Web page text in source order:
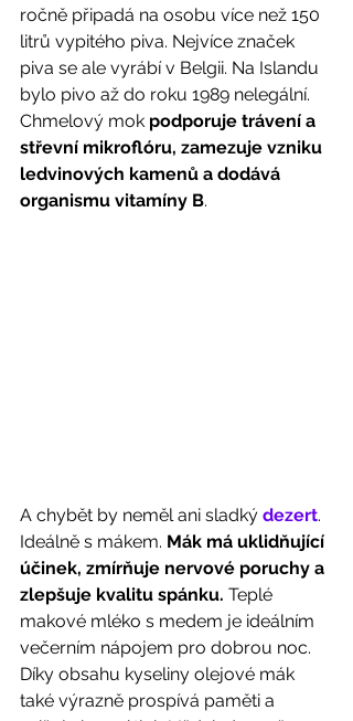
ročně připadá na osobu více než 150
litrů vypitého piva. Nejvíce značek
piva se ale vyrábí v Belgii. Na Islandu
bylo pivo až do roku 1989 nelegální.
Chmelový mok podporuje trávení a
střevní mikroflóru, zamezuje vzniku
ledvinových kamenů a dodává
organismu vitamíny B.
A chybět by neměl ani sladký dezert.
Ideálně s mákem. Mák má uklidňující
účinek, zmírňuje nervové poruchy a
zlepšuje kvalitu spánku. Teplé
makové mléko s medem je ideálním
večerním nápojem pro dobrou noc.
Díky obsahu kyseliny olejové mák
také výrazně prospívá paměti a